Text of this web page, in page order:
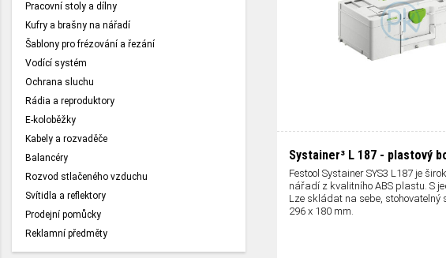
Systainer³ L 187 - plastový
Festool Systainer SYS3 L187 je
nářadí z kvalitního ABS plastu. S
Lze skládat na sebe, stohovatelný
296 x 180 mm.
Pracovní stoly a dílny
Kufry a brašny na nářadí
Šablony pro frézování a řezání
Vodící systém
Ochrana sluchu
Rádia a reproduktory
E-koloběžky
Kabely a rozvaděče
Balancéry
Rozvod stlačeného vzduchu
Svítidla a reflektory
Prodejní pomůcky
Reklamní předměty